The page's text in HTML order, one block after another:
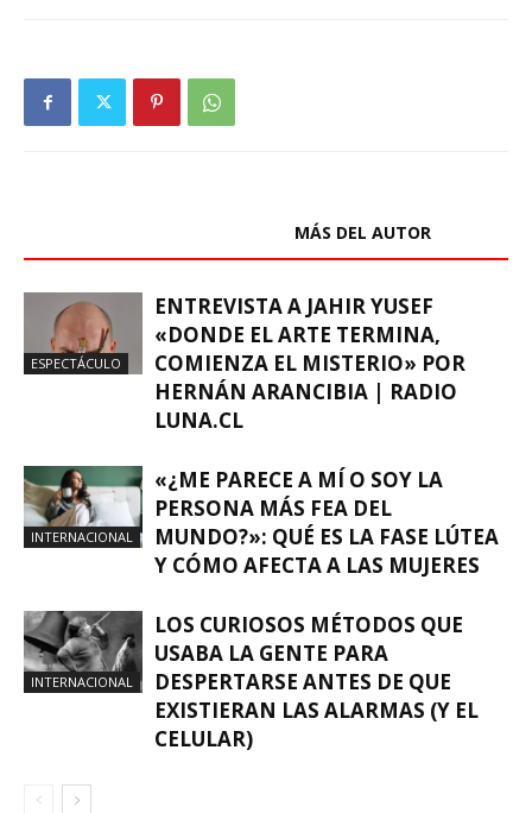
MÁS DEL AUTOR
ESPECTÁCULO
ENTREVISTA A JAHIR YUSEF
«DONDE EL ARTE TERMINA,
COMIENZA EL MISTERIO» POR
HERNÁN ARANCIBIA | RADIO
LUNA.CL
INTERNACIONAL
«¿ME PARECE A MÍ O SOY LA
PERSONA MÁS FEA DEL
MUNDO?»: QUÉ ES LA FASE LÚTEA
Y CÓMO AFECTA A LAS MUJERES
INTERNACIONAL
LOS CURIOSOS MÉTODOS QUE
USABA LA GENTE PARA
DESPERTARSE ANTES DE QUE
EXISTIERAN LAS ALARMAS (Y EL
CELULAR)